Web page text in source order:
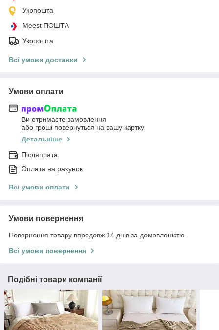
Укрпошта
Meest ПОШТА
Укрпошта
Всі умови доставки
Умови оплати
Ви отримаєте замовлення
або гроші повернуться на вашу картку
Детальніше
Післяплата
Оплата на рахунок
Всі умови оплати
Умови повернення
Повернення товару впродовж 14 днів за домовленістю
Всі умови повернення
Подібні товари компанії